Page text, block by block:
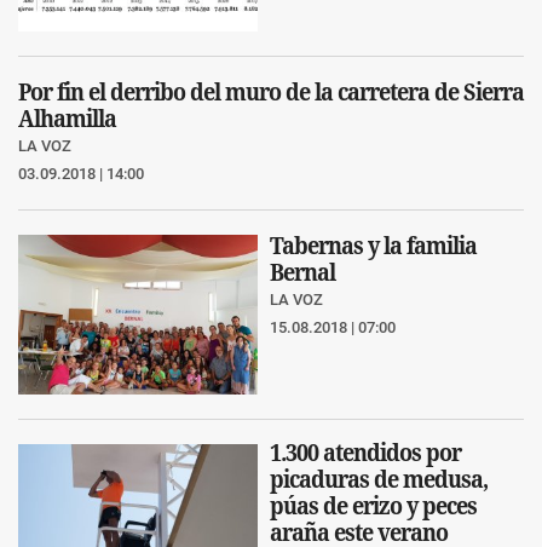
Por fin el derribo del muro de la carretera de Sierra
Alhamilla
LA VOZ
03.09.2018 | 14:00
Tabernas y la familia
Bernal
LA VOZ
15.08.2018 | 07:00
1.300 atendidos por
picaduras de medusa,
púas de erizo y peces
araña este verano